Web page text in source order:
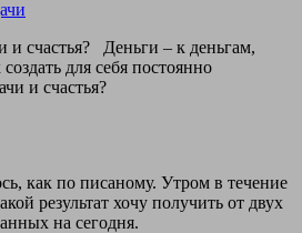
и счастья? Деньги – к деньгам,
для себя постоянно
и счастья?
как по писаному. Утром в течение
результат хочу получить от двух
на сегодня.